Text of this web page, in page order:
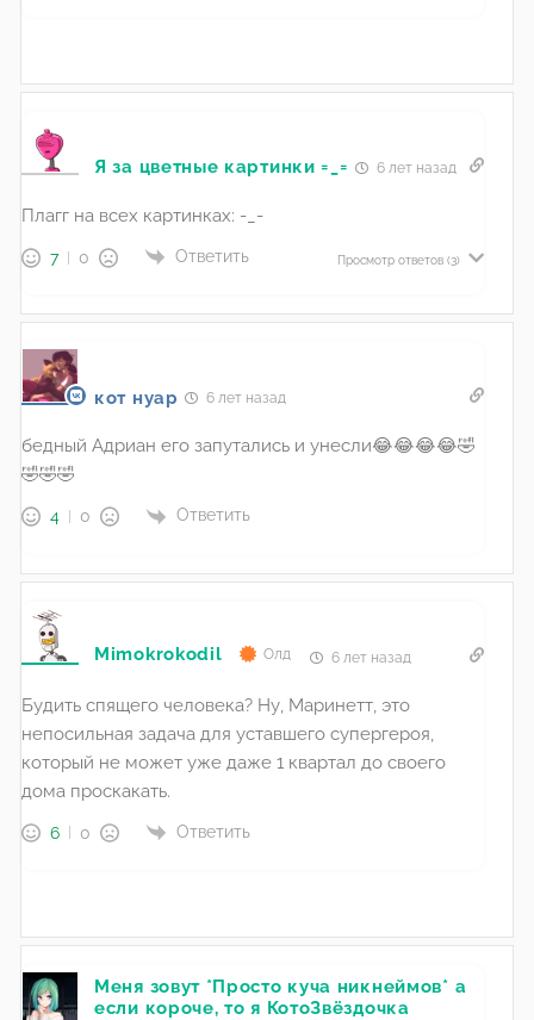
Я за цветные картинки =_= 6 лет назад
Плагг на всех картинках: -_-
7 0 Ответить Просмотр ответов (3)
кот нуар 6 лет назад
бедный Адриан его запутались и унесли😂😂😂😂🤣
🤣🤣🤣
4 0 Ответить
Mimokrokodil Олд 6 лет назад
Будить спящего человека? Ну, Маринетт, это
непосильная задача для уставшего супергероя,
который не может уже даже 1 квартал до своего
дома проскакать.
6 0 Ответить
Меня зовут *Просто куча никнеймов* а
если короче, то я КотоЗвёздочка